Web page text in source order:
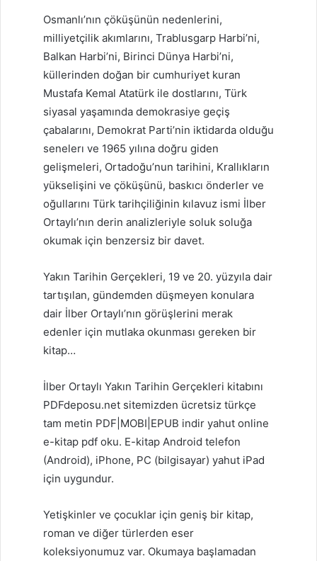
Osmanlı’nın çöküşünün nedenlerini,
milliyetçilik akımlarını, Trablusgarp Harbi’ni,
Balkan Harbi’ni, Birinci Dünya Harbi’ni,
küllerinden doğan bir cumhuriyet kuran
Mustafa Kemal Atatürk ile dostlarını, Türk
siyasal yaşamında demokrasiye geçiş
çabalarını, Demokrat Parti’nin iktidarda olduğu
senelerı ve 1965 yılına doğru giden
gelişmeleri, Ortadoğu’nun tarihini, Krallıkların
yükselişini ve çöküşünü, baskıcı önderler ve
oğullarını Türk tarihçiliğinin kılavuz ismi İlber
Ortaylı’nın derin analizleriyle soluk soluğa
okumak için benzersiz bir davet.
Yakın Tarihin Gerçekleri, 19 ve 20. yüzyıla dair
tartışılan, gündemden düşmeyen konulara
dair İlber Ortaylı’nın görüşlerini merak
edenler için mutlaka okunması gereken bir
kitap…
İlber Ortaylı Yakın Tarihin Gerçekleri kitabını
PDFdeposu.net sitemizden ücretsiz türkçe
tam metin PDF|MOBI|EPUB indir yahut online
e-kitap pdf oku. E-kitap Android telefon
(Android), iPhone, PC (bilgisayar) yahut iPad
için uygundur.
Yetişkinler ve çocuklar için geniş bir kitap,
roman ve diğer türlerden eser
koleksiyonumuz var. Okumaya başlamadan